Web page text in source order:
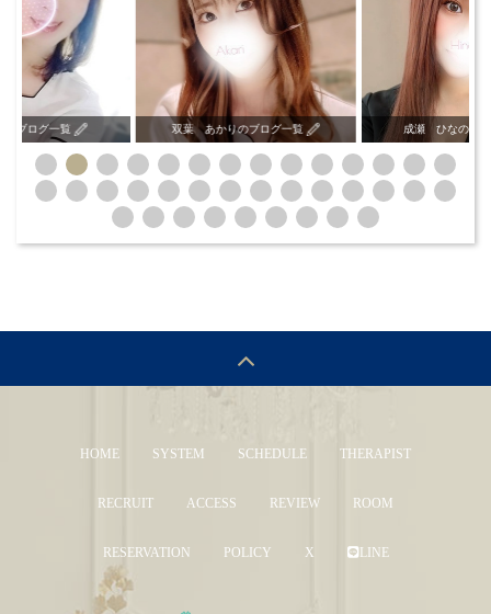
グ一覧 双葉 あかりのブログ一覧 成瀬 ひなのブログ一
HOME SYSTEM SCHEDULE THERAPIST
RECRUIT ACCESS REVIEW ROOM
RESERVATION POLICY X LINE